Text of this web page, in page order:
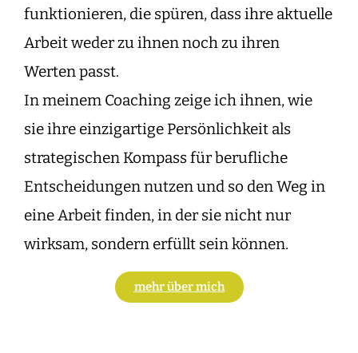
funktionieren, die spüren, dass ihre aktuelle
Arbeit weder zu ihnen noch zu ihren
Werten passt.
In meinem Coaching zeige ich ihnen, wie
sie ihre einzigartige Persönlichkeit als
strategischen Kompass für berufliche
Entscheidungen nutzen und so den Weg in
eine Arbeit finden, in der sie nicht nur
wirksam, sondern erfüllt sein können.
mehr über mich